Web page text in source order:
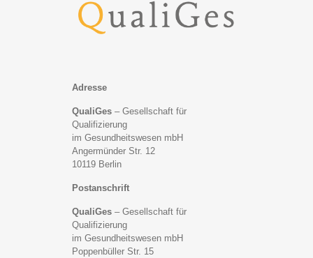
Adresse
QualiGes – Gesellschaft für
Qualifizierung
im Gesundheitswesen mbH
Angermünder Str. 12
10119 Berlin
Postanschrift
QualiGes – Gesellschaft für
Qualifizierung
im Gesundheitswesen mbH
Poppenbüller Str. 15